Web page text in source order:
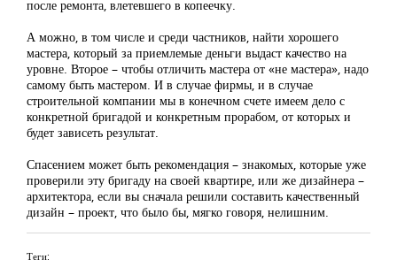
после ремонта, влетевшего в копеечку.
А можно, в том числе и среди частников, найти хорошего
мастера, который за приемлемые деньги выдаст качество на
уровне. Второе – чтобы отличить мастера от «не мастера», надо
самому быть мастером. И в случае фирмы, и в случае
строительной компании мы в конечном счете имеем дело с
конкретной бригадой и конкретным прорабом, от которых и
будет зависеть результат.
Спасением может быть рекомендация – знакомых, которые уже
проверили эту бригаду на своей квартире, или же дизайнера –
архитектора, если вы сначала решили составить качественный
дизайн – проект, что было бы, мягко говоря, нелишним.
Теги: